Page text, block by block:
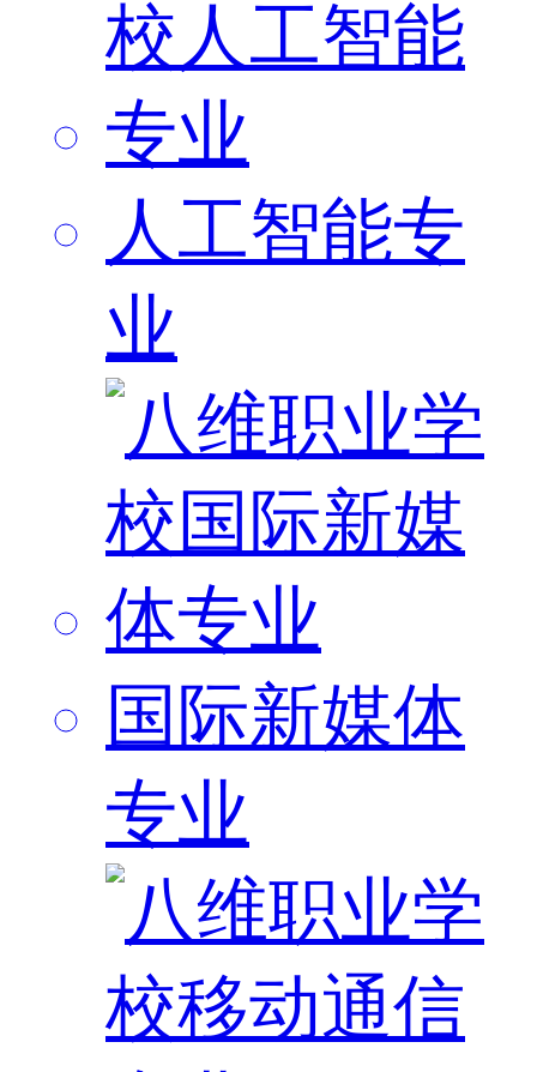
人工智能专
业
国际新媒体
专业